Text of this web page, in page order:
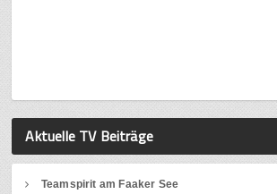
Aktuelle TV Beiträge
Teamspirit am Faaker See